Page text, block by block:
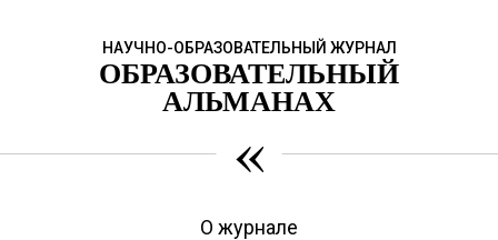
НАУЧНО-ОБРАЗОВАТЕЛЬНЫЙ ЖУРНАЛ
ОБРАЗОВАТЕЛЬНЫЙ
АЛЬМАНАХ
«
О журнале